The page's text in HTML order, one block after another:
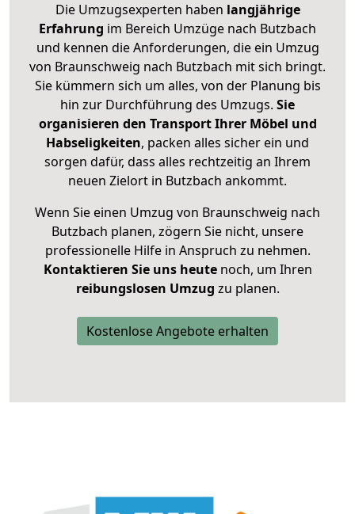
Die Umzugsexperten haben langjährige
Erfahrung im Bereich Umzüge nach Butzbach
und kennen die Anforderungen, die ein Umzug
von Braunschweig nach Butzbach mit sich bringt.
Sie kümmern sich um alles, von der Planung bis
hin zur Durchführung des Umzugs. Sie
organisieren den Transport Ihrer Möbel und
Habseligkeiten, packen alles sicher ein und
sorgen dafür, dass alles rechtzeitig an Ihrem
neuen Zielort in Butzbach ankommt.
Wenn Sie einen Umzug von Braunschweig nach
Butzbach planen, zögern Sie nicht, unsere
professionelle Hilfe in Anspruch zu nehmen.
Kontaktieren Sie uns heutenoch, um Ihren
reibungslosen Umzug zu planen.
Kostenlose Angebote erhalten